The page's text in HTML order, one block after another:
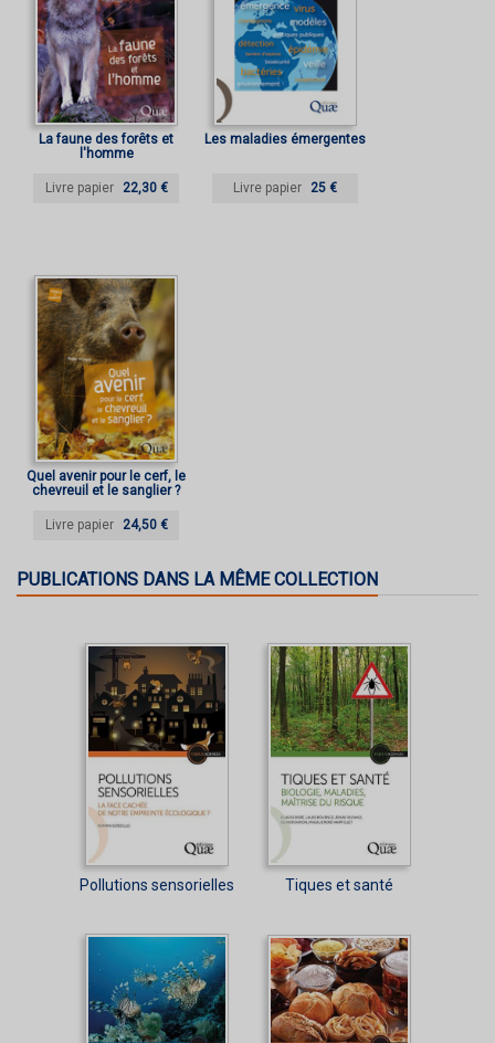
La faune des forêts et
l'homme
Livre papier 22,30 €
Les maladies émergentes
Livre papier 25 €
Quel avenir pour le cerf, le
chevreuil et le sanglier ?
Livre papier 24,50 €
PUBLICATIONS DANS LA MÊME COLLECTION
Pollutions sensorielles Tiques et santé